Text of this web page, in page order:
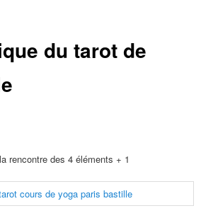
du tarot de
rencontre des 4 éléments + 1